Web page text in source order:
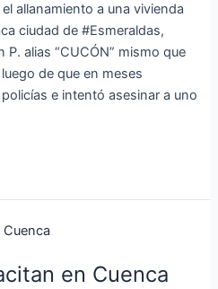
allanamiento a una vivienda
ciudad de #Esmeraldas,
alias “CUCÓN” mismo que
de que en meses
e intentó asesinar a uno
en Cuenca